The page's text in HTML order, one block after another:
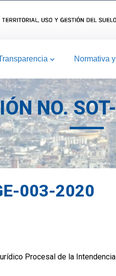
Normativa
NO.
003-2020
Procesal de la Intendencia